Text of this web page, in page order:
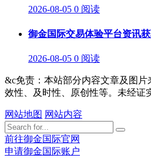
2026-08-05 0 阅读
御金国际交易体验平台资讯
2026-08-05 0 阅读
&c免责：本站部分内容文章及图
效性、及时性、原创性等。未经证
网站地图 网站内容
前往御金国际官网
申请御金国际账户